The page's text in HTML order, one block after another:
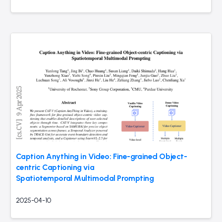
Caption Anything in Video: Fine-grained Object-
centric Captioning via
Spatiotemporal Multimodal Prompting
2025-04-10